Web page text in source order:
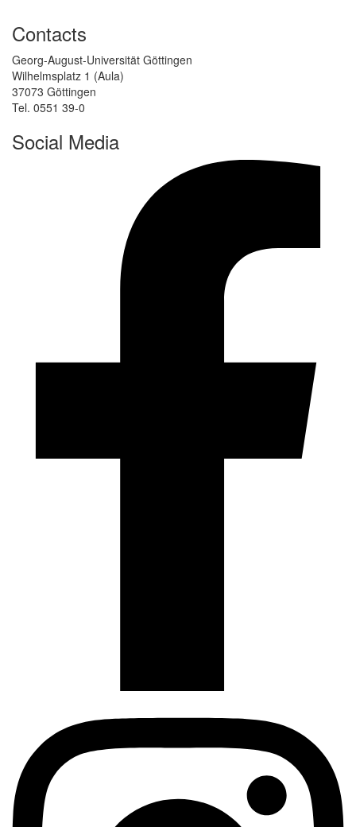
Contacts
Georg-August-Universität Göttingen
Wilhelmsplatz 1 (Aula)
37073 Göttingen
Tel. 0551 39-0
Social Media